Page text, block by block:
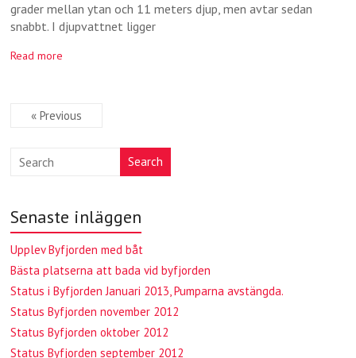
grader mellan ytan och 11 meters djup, men avtar sedan
snabbt. I djupvattnet ligger
Read more
« Previous
Search
Senaste inläggen
Upplev Byfjorden med båt
Bästa platserna att bada vid byfjorden
Status i Byfjorden Januari 2013, Pumparna avstängda.
Status Byfjorden november 2012
Status Byfjorden oktober 2012
Status Byfjorden september 2012